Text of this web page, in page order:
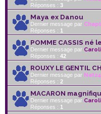
Réponses : 3
Maya ex Danou
Dernier message par
Réponses : 1
POMME CASSIS né
Dernier message par
Réponses : 42
ROUXY LE GENTIL
Dernier message par Nat24
Réponses : 2
MACARON
Dernier message par
Réponses : 1